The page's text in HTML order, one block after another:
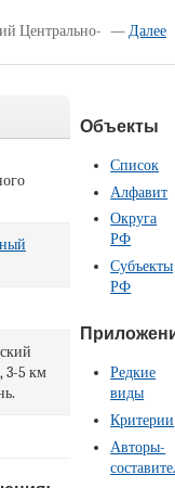
—Далее
Центрально-
3-5 км
Объекты
Список
Алфавит
Округа
РФ
Субъекты
РФ
Редкие
виды
Критерии
Авторы-